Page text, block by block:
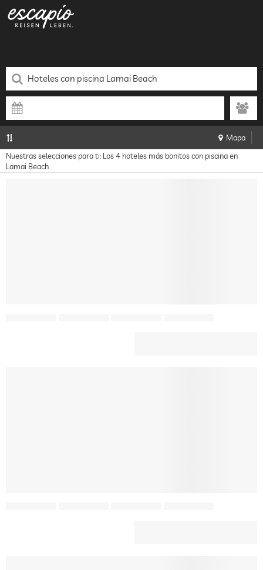
Mapa
Nuestras selecciones para ti: Los 4 hoteles más bonitos con piscina en
Lamai Beach